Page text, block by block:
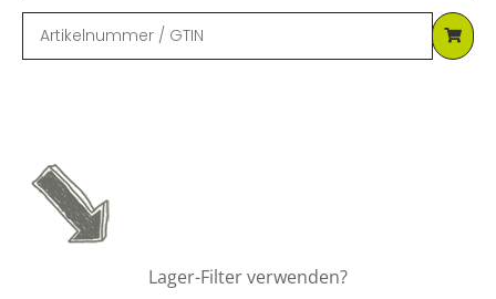
Lager-Filter verwenden?